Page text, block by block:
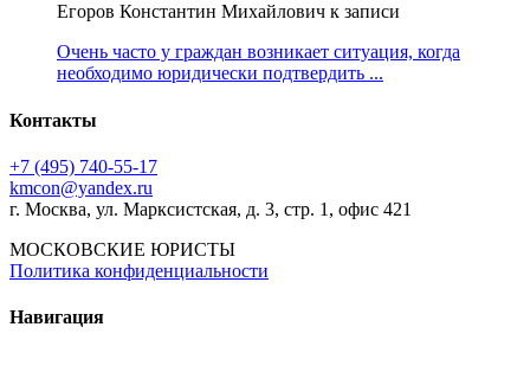
Егоров Константин Михайлович к записи
Очень часто у граждан возникает ситуация, когда
необходимо юридически подтвердить ...
Контакты
+7 (495) 740‑55‑17
kmcon@yandex.ru
г. Москва, ул. Марксистская, д. 3, стр. 1, офис 421
МОСКОВСКИЕ ЮРИСТЫ
Политика конфиденциальности
Навигация